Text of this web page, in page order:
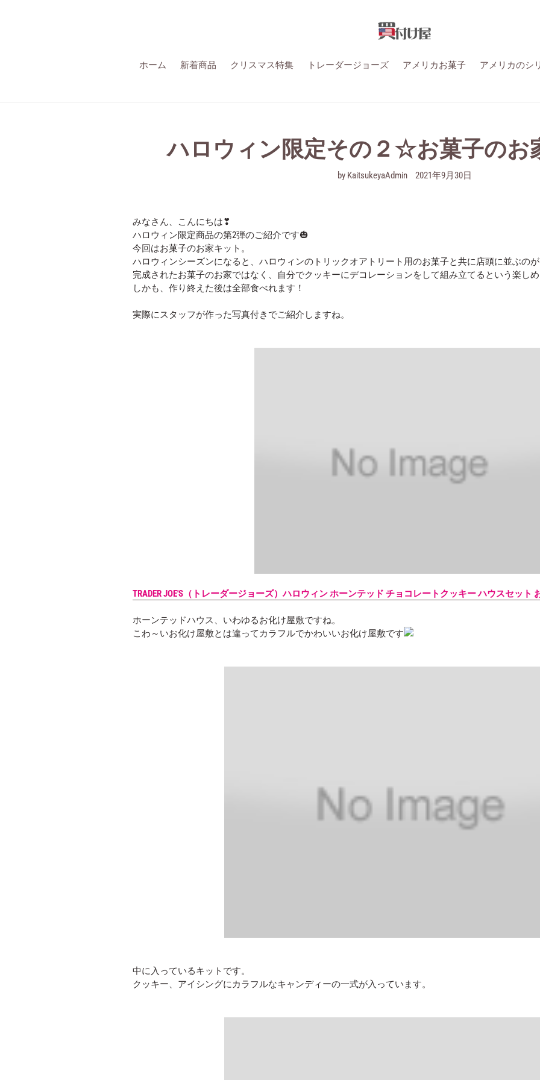
ホーム 新着商品 クリスマス特集 トレーダージョーズ アメリカお菓子 アメリカのシ
ハロウィン限定その２☆お菓子の
by KaitsukeyaAdmin 2021年9月30日
みなさん、こんにちは❣
ハロウィン限定商品の第2弾のご紹介です🎃
今回はお菓子のお家キット。
ハロウィンシーズンになると、ハロウィンのトリックオアトリート用のお菓子と共に店頭に並ぶのが
完成されたお菓子のお家ではなく、自分でクッキーにデコレーションをして組み立てるという楽し
しかも、作り終えた後は全部食べれます！
実際にスタッフが作った写真付きでご紹介しますね。
TRADER JOE'S（トレーダージョーズ）ハロウィン ホーンテッド チョコレートクッキー ハウスセット
ホーンテッドハウス、いわゆるお化け屋敷ですね。
こわ～いお化け屋敷とは違ってカラフルでかわいいお化け屋敷です
中に入っているキットです。
クッキー、アイシングにカラフルなキャンディーの一式が入っています。